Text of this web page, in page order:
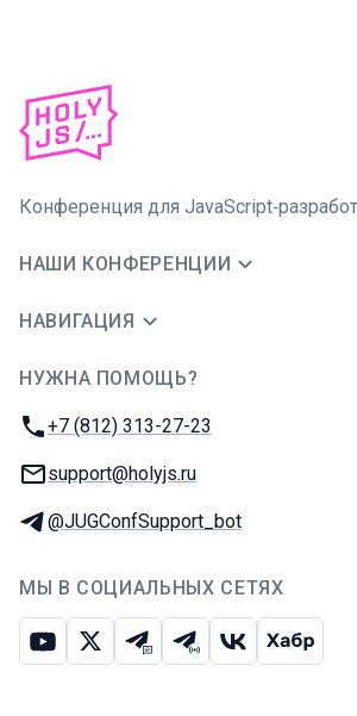
Конференция для
НАШИ КОНФЕРЕНЦИИ
НАВИГАЦИЯ
НУЖНА ПОМОЩЬ?
Телефон:
+7 (812) 313-27-23
E-mail:
support@holyjs.ru
Телеграм:
@JUGConfSupport_bot
МЫ В СОЦИАЛЬНЫХ СЕТЯХ
ЮтубИкс Телеграм-чат
Телеграм-канал
ВКонтакте
Хабр